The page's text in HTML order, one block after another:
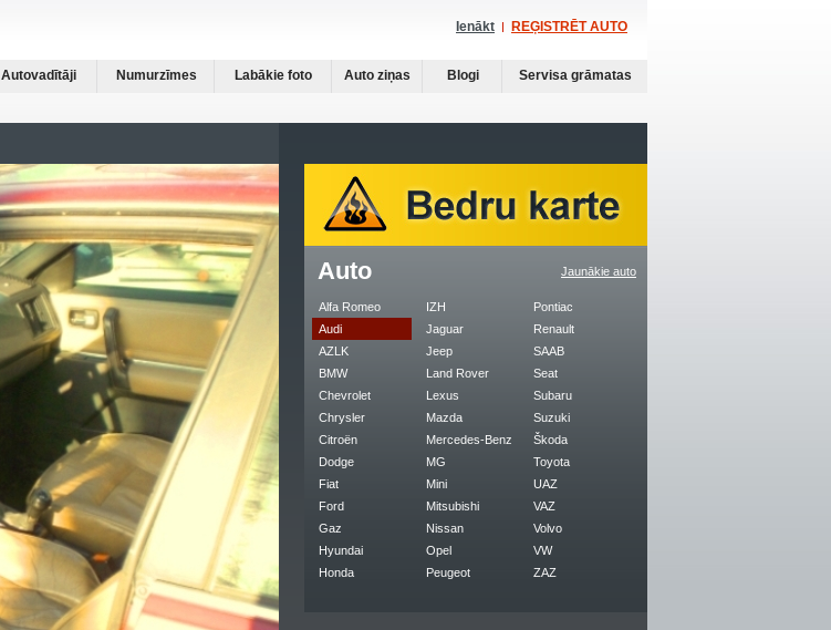
Ienākt REĢISTRĒT AUTO
Autovadītāji Numurzīmes Labākie foto Auto ziņas Blogi Servisa grāmatas
Jaunākie auto
Auto
Alfa Romeo
Audi
AZLK
BMW
Chevrolet
Chrysler
Citroën
Dodge
Fiat
Ford
Gaz
Hyundai
Honda
IZH
Jaguar
Jeep
Land Rover
Lexus
Mazda
Mercedes-Benz
MG
Mini
Mitsubishi
Nissan
Opel
Peugeot
Pontiac
Renault
SAAB
Seat
Subaru
Suzuki
Škoda
Toyota
UAZ
VAZ
Volvo
VW
ZAZ